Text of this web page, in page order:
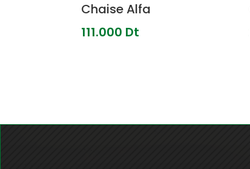
Chaise Alfa
111.000 Dt